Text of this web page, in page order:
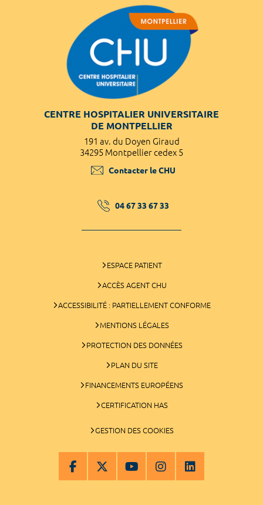
CENTRE HOSPITALIER UNIVERSITAIRE
DE MONTPELLIER
191 av. du Doyen Giraud
34295 Montpellier cedex 5
Contacter le CHU
04 67 33 67 33
ESPACE PATIENT
ACCÈS AGENT CHU
ACCESSIBILITÉ : PARTIELLEMENT CONFORME
MENTIONS LÉGALES
PROTECTION DES DONNÉES
PLAN DU SITE
FINANCEMENTS EUROPÉENS
CERTIFICATION HAS
GESTION DES COOKIES